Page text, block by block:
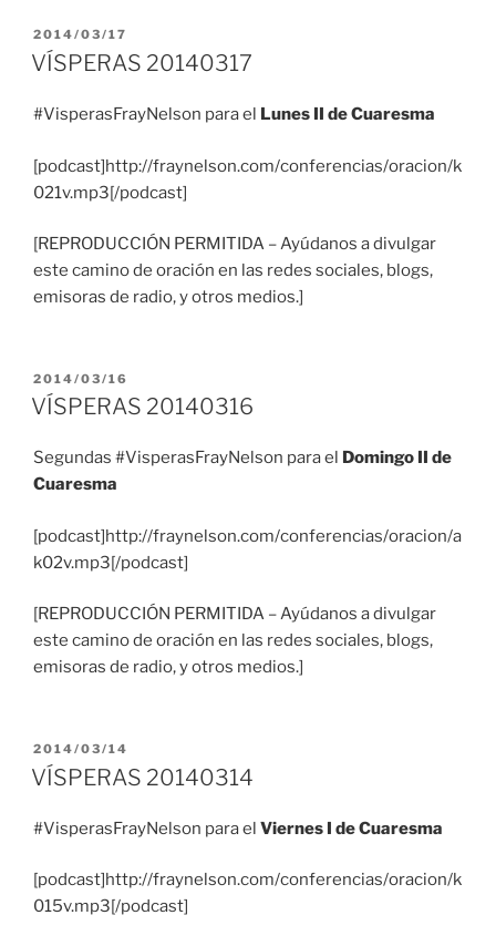
PUBLICADO
EL
2014/03/17
VÍSPERAS 20140317
#VisperasFrayNelson para el Lunes II de Cuaresma
[podcast]http://fraynelson.com/conferencias/oracion/k
021v.mp3[/podcast]
[REPRODUCCIÓN PERMITIDA – Ayúdanos a divulgar
este camino de oración en las redes sociales, blogs,
emisoras de radio, y otros medios.]
PUBLICADO
EL
2014/03/16
VÍSPERAS 20140316
Segundas #VisperasFrayNelson para el Domingo II de
Cuaresma
[podcast]http://fraynelson.com/conferencias/oracion/a
k02v.mp3[/podcast]
[REPRODUCCIÓN PERMITIDA – Ayúdanos a divulgar
este camino de oración en las redes sociales, blogs,
emisoras de radio, y otros medios.]
PUBLICADO
EL
2014/03/14
VÍSPERAS 20140314
#VisperasFrayNelson para el Viernes I de Cuaresma
[podcast]http://fraynelson.com/conferencias/oracion/k
015v.mp3[/podcast]